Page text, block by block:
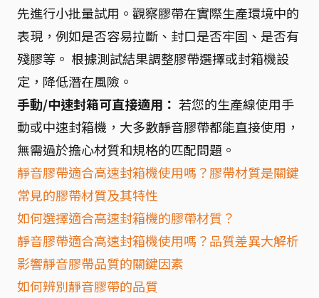
先進行小批量試用。觀察膠帶在實際生產環境中的
表現，例如是否容易拉斷、封口是否牢固、是否有
殘膠等。 根據測試結果調整膠帶選擇或封箱機設
定，降低潛在風險。
手動/中速封箱可直接適用： 若您的生產線使用手
動或中速封箱機，大多數靜音膠帶都能直接使用，
無需過於擔心材質和規格的匹配問題。
靜音膠帶適合高速封箱機使用嗎？膠帶材質是關鍵
常見的膠帶材質及其特性
如何選擇適合高速封箱機的膠帶材質？
靜音膠帶適合高速封箱機使用嗎？品質差異大解析
影響靜音膠帶品質的關鍵因素
如何辨別靜音膠帶的品質